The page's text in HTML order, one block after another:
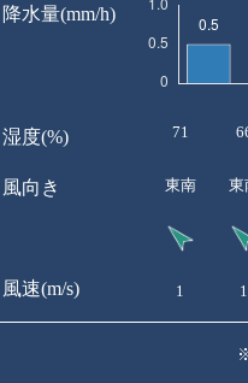
降水量(mm/h)
湿度(%)
風向き
風速(m/s)
71
東南 東
1 1